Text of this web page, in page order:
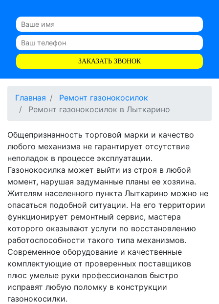
ЗАКАЗАТЬ ЗВОНОК
Главная
Ремонт газонокосилок
Ремонт газонокосилок в Лыткарино
Общепризнанность торговой марки и качество
любого механизма не гарантирует отсутствие
неполадок в процессе эксплуатации.
Газонокосилка может выйти из строя в любой
момент, нарушая задуманные планы ее хозяина.
Жителям населенного пункта Лыткарино можно не
опасаться подобной ситуации. На его территории
функционирует ремонтный сервис, мастера
которого оказывают услуги по восстановлению
работоспособности такого типа механизмов.
Современное оборудование и качественные
комплектующие от проверенных поставщиков
плюс умелые руки профессионалов быстро
исправят любую поломку в конструкции
газонокосилки.